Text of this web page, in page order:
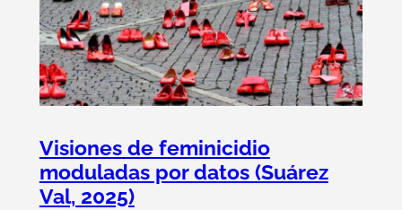
Visiones de feminicidio
moduladas por datos (Suárez
Val, 2025)